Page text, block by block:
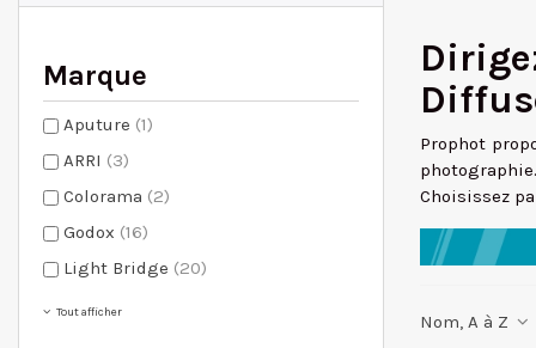
Marque
Aputure (1)
ARRI (3)
Colorama (2)
Godox (16)
Light Bridge (20)
Tout afficher
Prophot
Choisissez
Nom, A à Z